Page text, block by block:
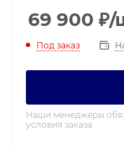
69 900 ₽/
Под заказ
Наши менеджеры
условия заказа